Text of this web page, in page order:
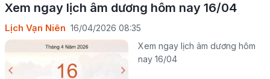
Xem ngay lịch âm dương hôm nay 16/04
Lịch Vạn Niên 16/04/2026 08:35
Xem ngay lịch âm dương hôm
nay 16/04